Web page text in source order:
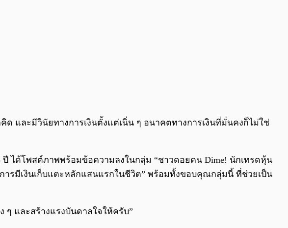
0:00 0:00
ด และมีวินัยทางการเงินตั้งแต่เนิ่น ๆ อนาคตทางการเงินที่มั่นคงก็ไม่ใช่
ปี ได้โพสต์ภาพพร้อมข้อความลงในกลุ่ม “ชาวดอยคน Dime! นักเทรดหุ้น
ารมีเงินเก็บแตะหลักแสนแรกในชีวิต” พร้อมทั้งขอบคุณกลุ่มนี้ ที่ช่วยเป็น
และสร้างแรงบันดาลใจให้ครับ”